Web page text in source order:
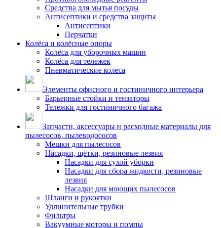
Средства для мытья посуды
Антисептики и средства защиты
Антисептики
Перчатки
Колёса и колёсные опоры
Колёса для уборочных машин
Колёса для тележек
Пневматические колеса
Элементы офисного и гостиничного интерьера
Барьерные стойки и тензаторы
Тележки для гостиничного багажа
Запчасти, аксессуары и расходные материалы для
пылесосов, пылеводососов
Мешки для пылесосов
Насадки, щётки, резиновые лезвия
Насадки для сухой уборки
Насадки для сбора жидкости, резиновые
лезвия
Насадки для моющих пылесосов
Шланги и рукоятки
Удлинительные трубки
Фильтры
Вакуумные моторы и помпы